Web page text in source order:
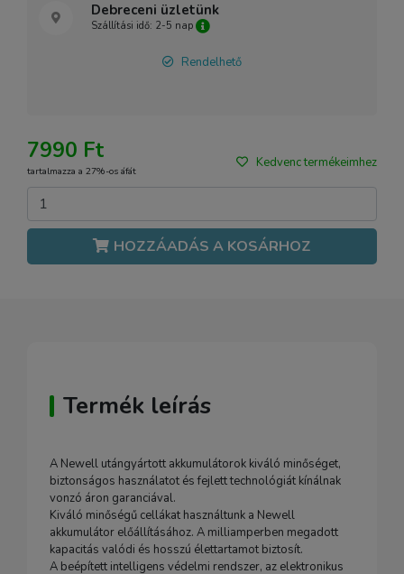
Debreceni üzletünk
Szállítási idő: 2-5 nap
Rendelhető
7990 Ft
tartalmazza a 27%-os áfát
Kedvenc termékeimhez
HOZZÁADÁS A KOSÁRHOZ
Termék leírás
A Newell utángyártott akkumulátorok kiváló minőséget,
biztonságos használatot és fejlett technológiát kínálnak
vonzó áron garanciával.
Kiváló minőségű cellákat használtunk a Newell
akkumulátor előállításához. A milliamperben megadott
kapacitás valódi és hosszú élettartamot biztosít.
A beépített intelligens védelmi rendszer, az elektronikus